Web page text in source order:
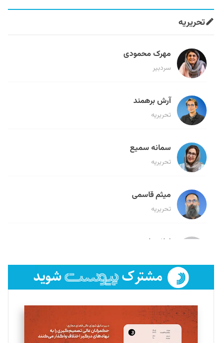
تحریریه
مهرک محمودی
سردبیر
آرش برهمند
تحریریه
سمانه سمیع
تحریریه
میثم قاسمی
تحریریه
لیلا حنارود
فائزه فتحی رستمی
تحریریه
سروش کرمیان